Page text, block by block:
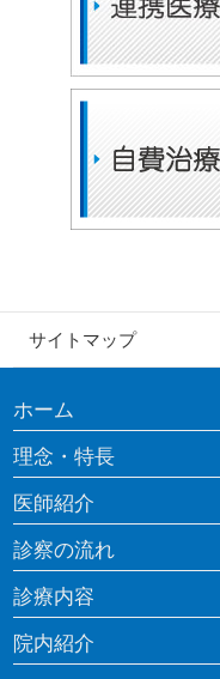
サイトマップ
ホーム
理念・特長
医師紹介
診察の流れ
診療内容
院内紹介